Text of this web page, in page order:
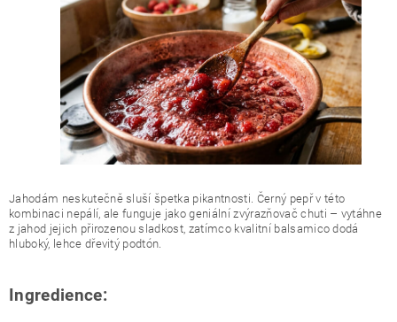
Jahodám neskutečně sluší špetka pikantnosti. Černý pepř v této
kombinaci nepálí, ale funguje jako geniální zvýrazňovač chuti – vytáhne
z jahod jejich přirozenou sladkost, zatímco kvalitní balsamico dodá
hluboký, lehce dřevitý podtón.
Ingredience: